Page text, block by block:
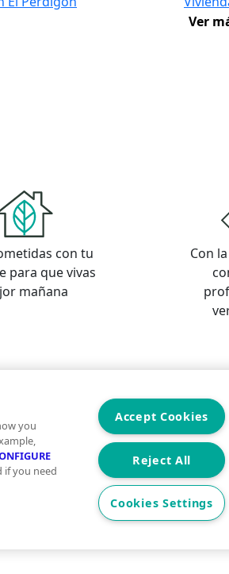
Ver
con tu
para que vivas
mañana
Con
Condiciones de uso Politica de
reservados - UCI SERVICIOS
you
if you need
Accept Cookies
Reject All
Cookies Settings